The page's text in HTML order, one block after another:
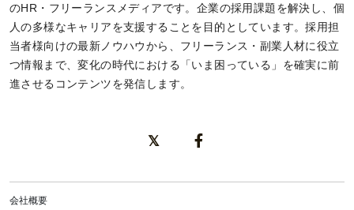
のHR・フリーランスメディアです。企業の採用課題を解決し、個
人の多様なキャリアを支援することを目的としています。採用担
当者様向けの最新ノウハウから、フリーランス・副業人材に役立
つ情報まで、変化の時代における「いま困っている」を確実に前
進させるコンテンツを発信します。
会社概要